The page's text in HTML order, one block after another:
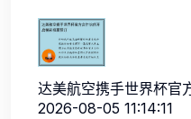
达美航空携手世界杯官
2026-08-05 11:14:11